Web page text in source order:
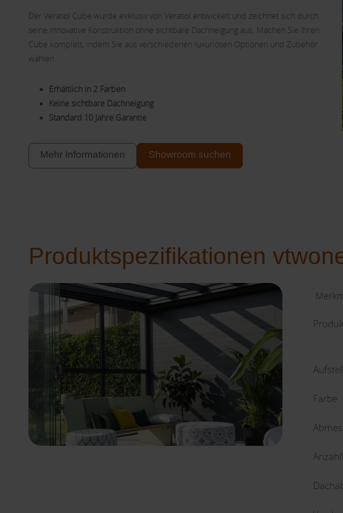
Der Verasol Cube wurde exklusiv von Verasol entwickelt und zeichnet sich durch
seine innovative Konstruktion ohne sichtbare Dachneigung aus. Machen Sie Ihren
Cube komplett, indem Sie aus verschiedenen luxuriösen Optionen und Zubehör
wählen.
Erhältlich in 2 Farben
Keine sichtbare Dachneigung
Standard 10 Jahre Garantie
Mehr Informationen Showroom suchen
Produktspezifikationen
Farbe